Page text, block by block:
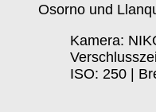
Osorno und
Kamera:
ISO: 250 |